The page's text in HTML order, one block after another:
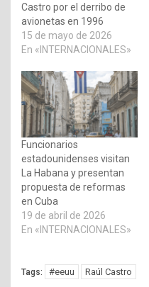
Castro por el derribo de
avionetas en 1996
15 de mayo de 2026
En «INTERNACIONALES»
Funcionarios
estadounidenses visitan
La Habana y presentan
propuesta de reformas
en Cuba
19 de abril de 2026
En «INTERNACIONALES»
Tags: #eeuu Raúl Castro